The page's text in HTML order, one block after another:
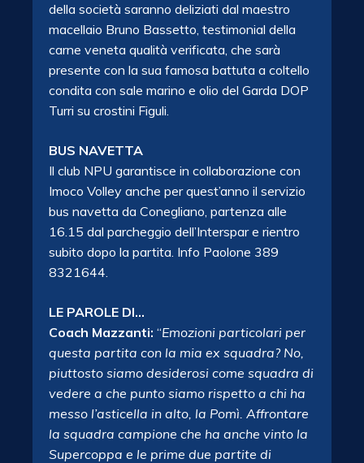
della società saranno deliziati dal maestro
macellaio Bruno Bassetto, testimonial della
carne veneta qualità verificata, che sarà
presente con la sua famosa battuta a coltello
condita con sale marino e olio del Garda DOP
Turri su crostini Figuli.
BUS NAVETTA
Il club NPU garantisce in collaborazione con
Imoco Volley anche per quest’anno il servizio
bus navetta da Conegliano, partenza alle
16.15 dal parcheggio dell’Interspar e rientro
subito dopo la partita. Info Paolone 389
8321644.
LE PAROLE DI…
Coach Mazzanti: “Emozioni particolari per
questa partita con la mia ex squadra? No,
piuttosto siamo desiderosi come squadra di
vedere a che punto siamo rispetto a chi ha
messo l’asticella in alto, la Pomì. Affrontare
la squadra campione che ha anche vinto la
Supercoppa e le prime due partite di